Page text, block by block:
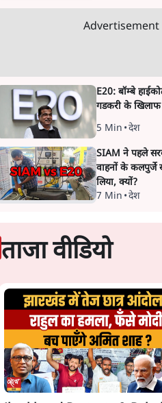
Advertisement
E20: बॉम्बे
गडकरी के
5 Min •देश
SIAM ने पहले
वाहनों के कलपुर्जे
लिया, क्यों?
7 Min •देश
ताजा वीडियो